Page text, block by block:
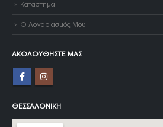
Κατάστημα
Ο Λογαριασμός Μου
ΑΚΟΛΟΥΘΉΣΤΕ ΜΑΣ
ΘΕΣΣΑΛΟΝΊΚΗ